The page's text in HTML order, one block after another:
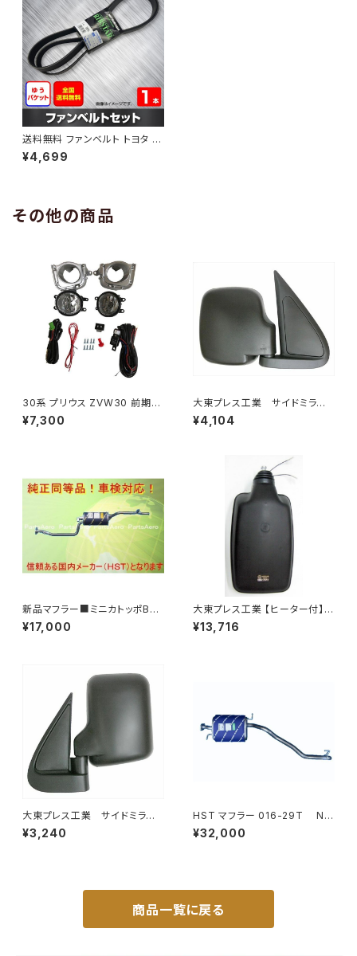
送料無料 ファンベルト トヨタ ビ
スタアルデオ 型式ZZV50G H1
3.04～H14.07 （国内トップメ
¥4,699
その他の商品
30系 プリウス ZVW30 前期
純正 タイプ フォグランプ ユニッ
ト バルブ 配線 スイッチ H11 左
¥7,300
大東プレス工業 サイドミラー/
バックミラダイハツ ハイゼッ
ト 右 99年～ DI-646
¥4,104
新品マフラー■ミニカトッポBJ
H42A H42V H47A H47V純
正同等/車検対応 065-75
¥17,000
大東プレス工業 【ヒーター付】
ハイウェイミラー R1000 326×
206 リモコン無 ヒーター付 DI-
¥13,716
大東プレス工業 サイドミラー/
バックミラー ダイハツ ハイ
ゼット トラック 左 99年～
¥3,240
HST マフラー 016-29T NV
350キャラバン VR2E26 ニッサ
ン 本体オールステンレス 車検
¥32,000
商品一覧に戻る